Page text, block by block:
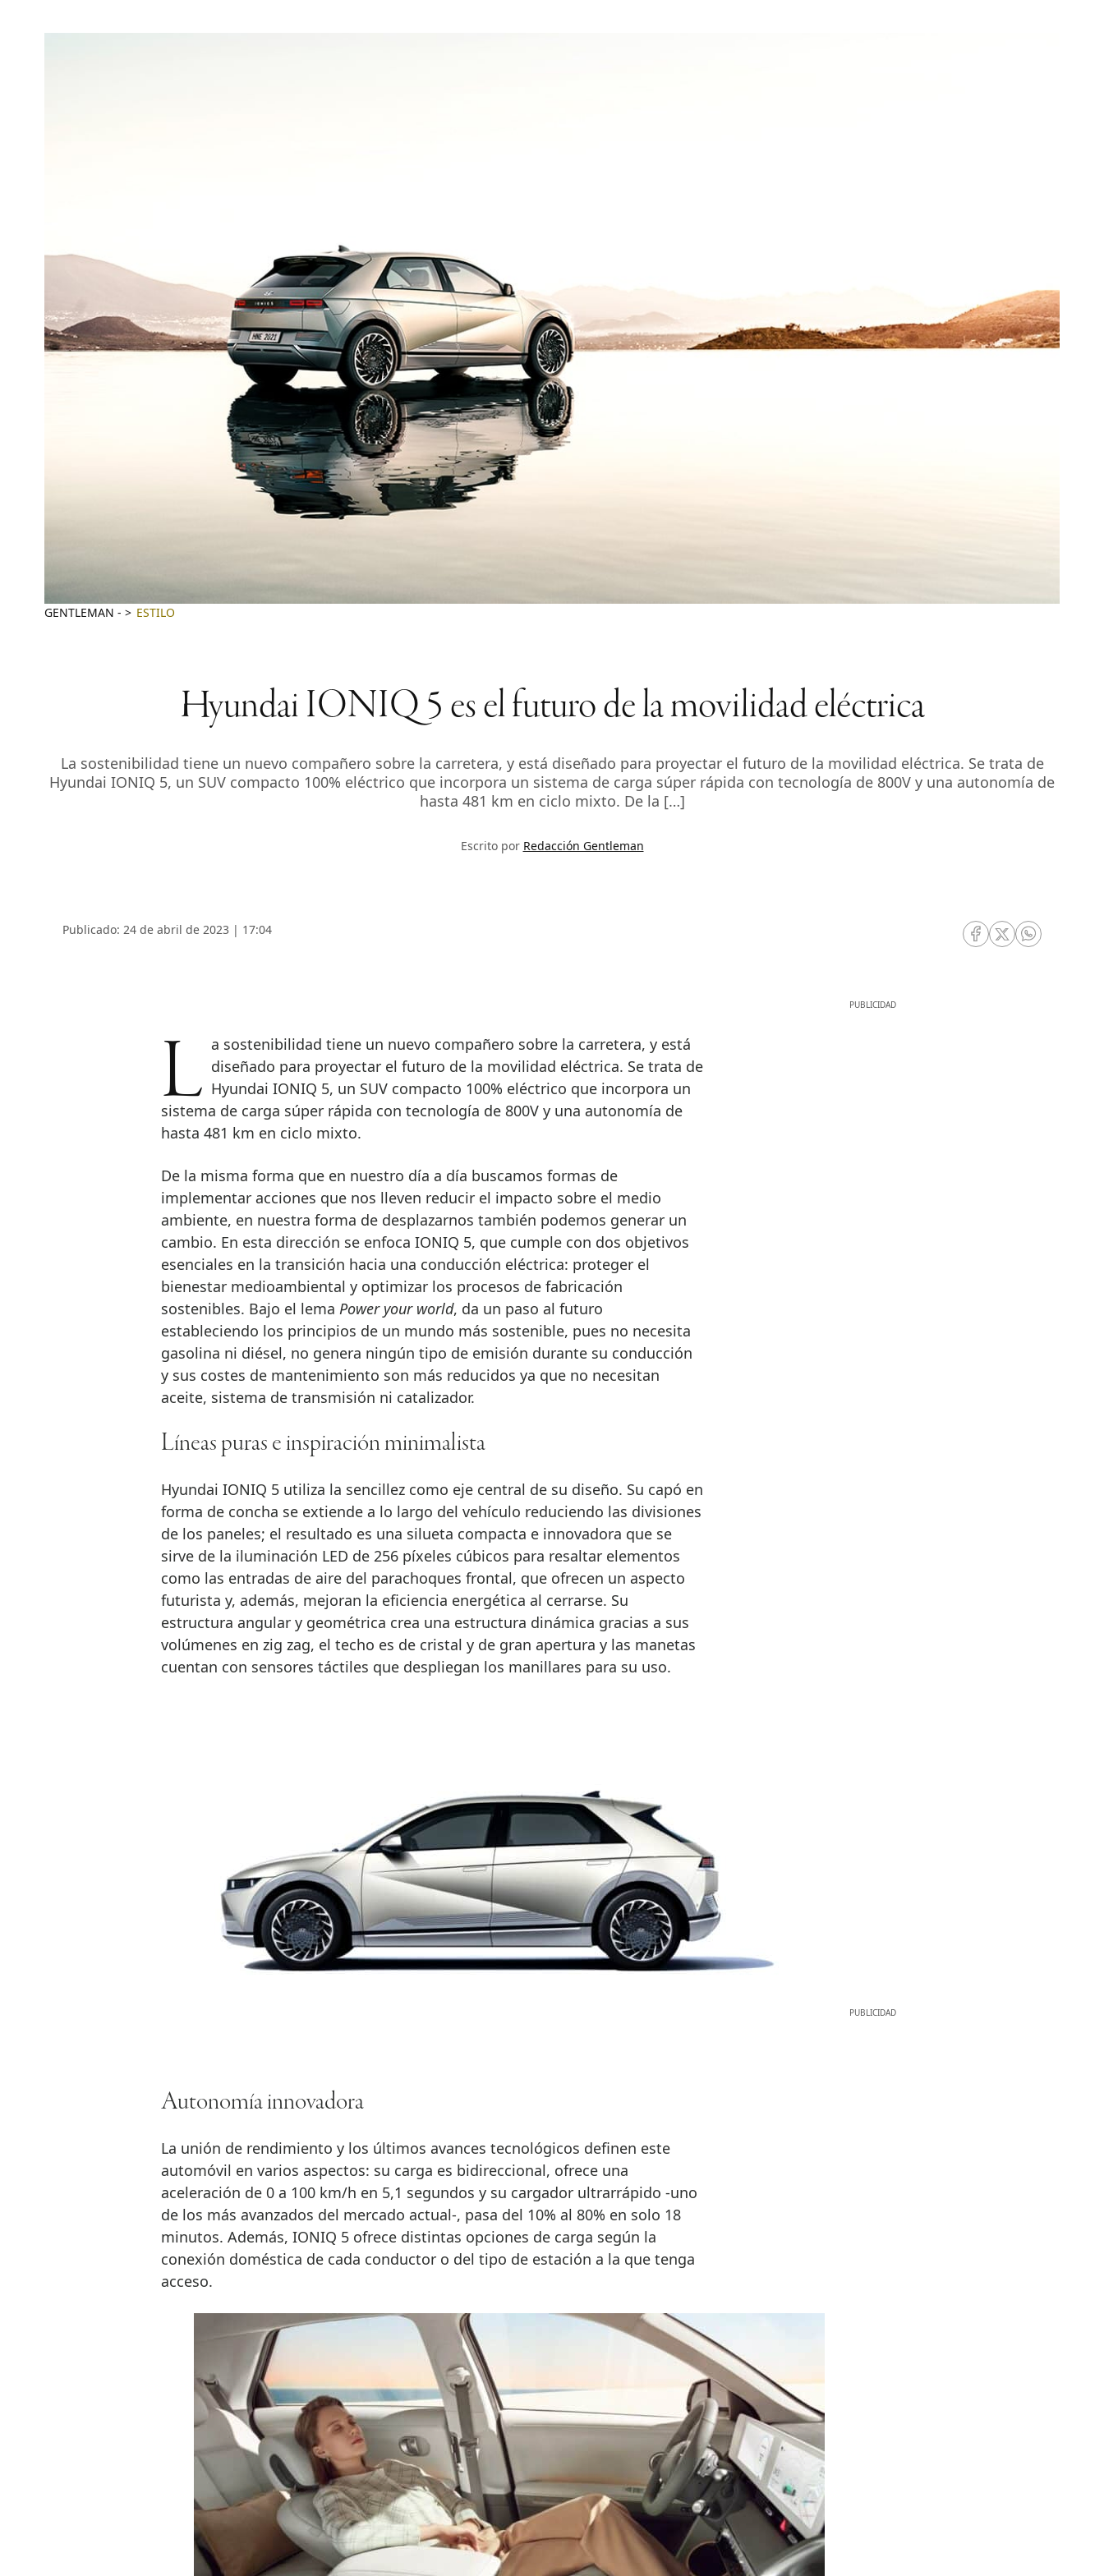
GENTLEMAN - ESTILO
Hyundai IONIQ 5 es el futuro de la movilidad eléctrica
La sostenibilidad tiene un nuevo compañero sobre la carretera, y está diseñado para proyectar el futuro de la movilidad eléctrica. Se trata de
Hyundai IONIQ 5, un SUV compacto 100% eléctrico que incorpora un sistema de carga súper rápida con tecnología de 800V y una autonomía de
hasta 481 km en ciclo mixto. De la […]
Escrito por Redacción Gentleman
Publicado: 24 de abril de 2023 | 17:04
RRSS Facebook
RRSS Twitter
RRSS
La sostenibilidad tiene un nuevo compañero sobre la carretera, y está diseñado para proyectar el futuro de la movilidad eléctrica. Se trata de
Hyundai IONIQ 5, un SUV compacto 100% eléctrico que incorpora un
sistema de carga súper rápida con tecnología de 800V y una autonomía de
hasta 481 km en ciclo mixto.
De la misma forma que en nuestro día a día buscamos formas de
implementar acciones que nos lleven reducir el impacto sobre el medio
ambiente, en nuestra forma de desplazarnos también podemos generar un
cambio. En esta dirección se enfoca IONIQ 5, que cumple con dos objetivos
esenciales en la transición hacia una conducción eléctrica: proteger el
bienestar medioambiental y optimizar los procesos de fabricación
sostenibles. Bajo el lema Power your world, da un paso al futuro
estableciendo los principios de un mundo más sostenible, pues no necesita
gasolina ni diésel, no genera ningún tipo de emisión durante su conducción
y sus costes de mantenimiento son más reducidos ya que no necesitan
aceite, sistema de transmisión ni catalizador.
Líneas puras e inspiración minimalista
Hyundai IONIQ 5 utiliza la sencillez como eje central de su diseño. Su capó en
forma de concha se extiende a lo largo del vehículo reduciendo las divisiones
de los paneles; el resultado es una silueta compacta e innovadora que se
sirve de la iluminación LED de 256 píxeles cúbicos para resaltar elementos
como las entradas de aire del parachoques frontal, que ofrecen un aspecto
futurista y, además, mejoran la eficiencia energética al cerrarse. Su
estructura angular y geométrica crea una estructura dinámica gracias a sus
volúmenes en zig zag, el techo es de cristal y de gran apertura y las manetas
cuentan con sensores táctiles que despliegan los manillares para su uso.
Autonomía innovadora
La unión de rendimiento y los últimos avances tecnológicos definen este
automóvil en varios aspectos: su carga es bidireccional, ofrece una
aceleración de 0 a 100 km/h en 5,1 segundos y su cargador ultrarrápido -uno
de los más avanzados del mercado actual-, pasa del 10% al 80% en solo 18
minutos. Además, IONIQ 5 ofrece distintas opciones de carga según la
conexión doméstica de cada conductor o del tipo de estación a la que tenga
acceso.